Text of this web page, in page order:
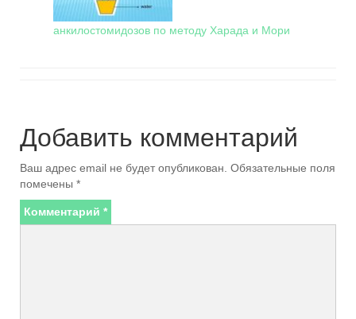
анкилостомидозов по методу Харада и Мори
Добавить комментарий
Ваш адрес email не будет опубликован. Обязательные поля
помечены *
Комментарий *